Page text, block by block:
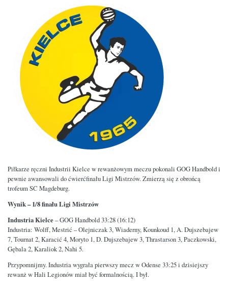
Piłkarze ręczni Industrii Kielce w rewanżowym meczu pokonali GOG Handbold i
pewnie awansowali do ćwierćfinału Ligi Mistrzów. Zmierzą się z obrońcą
trofeum SC Magdeburg.
Wynik – 1/8 finału Ligi Mistrzów
Industria Kielce– GOG Handbold 33:28 (16:12)
Industria: Wolff, Mestrić – Olejniczak 3, Wiaderny, Kounkoud 1, A. Dujszebajew
7, Tournat 2, Karacić 4, Moryto 1, D. Dujszebajew 3, Thrastarson 3, Paczkowski,
Gębala 2, Karaliok 2, Nahi 5.
Przypomnijmy. Industria wygrała pierwszy mecz w Odense 33:25 i dzisiejszy
rewanż w Hali Legionów miał być formalnością. I był.